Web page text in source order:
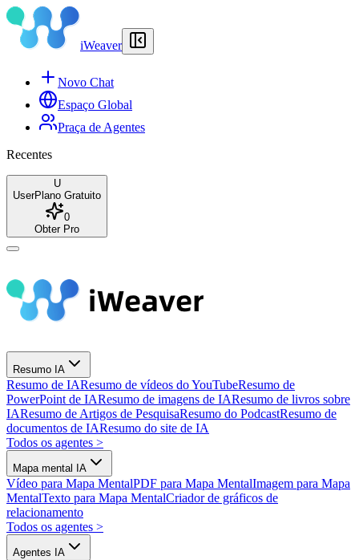
iWeaver
Novo Chat
Espaço Global
Praça de Agentes
Recentes
U
UserPlano Gratuito
0
Obter Pro
Resumo IA
Resumo de IAResumo de vídeos do YouTubeResumo de
PowerPoint de IAResumo de imagens de IAResumo de livros sobre
IAResumo de Artigos de PesquisaResumo do PodcastResumo de
documentos de IAResumo do site de IA
Todos os agentes >
Mapa mental IA
Vídeo para Mapa MentalPDF para Mapa MentalImagem para Mapa
MentalTexto para Mapa MentalCriador de gráficos de
relacionamento
Todos os agentes >
Agentes IA